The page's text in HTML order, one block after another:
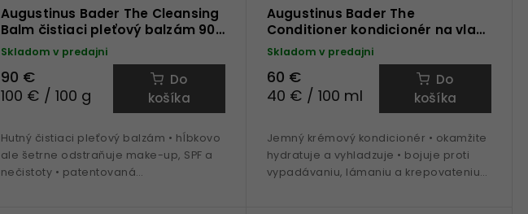
Augustinus Bader The Cleansing
Balm čistiaci pleťový balzám 90
g
Skladom v predajni
90 €
100 € / 100 g
Do
košíka
Hutný čistiaci pleťový balzám • hĺbkovo
ale šetrne odstraňuje make-up, SPF a
nečistoty • patentovaná
Augustinus Bader The
Conditioner kondicionér na vlasy
150 ml
Skladom v predajni
60 €
40 € / 100 ml
Do
košíka
Jemný krémový kondicionér • okamžite
hydratuje a vyhladzuje • bojuje proti
vypadávaniu, lámaniu a krepovateniu